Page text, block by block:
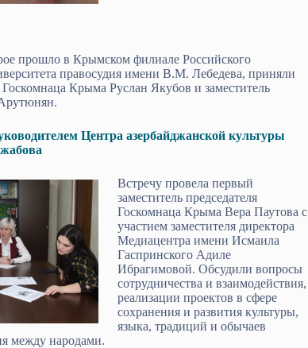
прошло в Крымском филиале Российского
правосудия имени В.М. Лебедева, приняли
Госкомнаца Крыма Руслан Якуб­ов и заместитель
Центра азербайджанской культуры
Встречу провела первый
заместитель председателя
Госкомнаца Крыма Вера Паутова с
участием заместителя директора
Медиацентра имени Исмаила
Гаспринского Адиле
Ибрагимовой. Обсудили вопросы
сотрудничества и взаимодействия,
реализации проектов в сфере
сохранения и развития культуры,
языка, традиций и обычаев
между народами.